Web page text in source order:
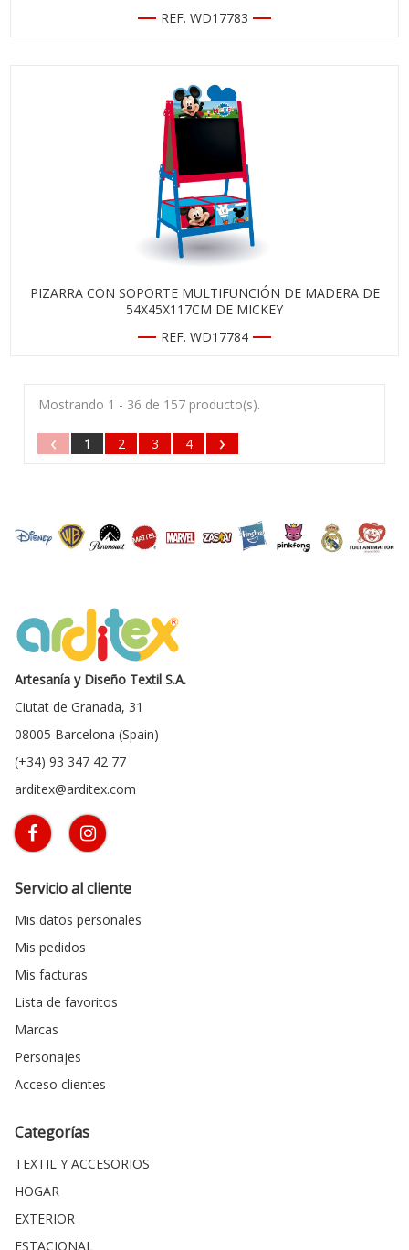
REF. WD17783
PIZARRA CON SOPORTE MULTIFUNCIÓN DE MADERA DE
54X45X117CM DE MICKEY
REF. WD17784
Mostrando 1 - 36 de 157 producto(s).
‹ 1 2 3 4 ›
Artesanía y Diseño Textil S.A.
Ciutat de Granada, 31
08005 Barcelona (Spain)
(+34) 93 347 42 77
arditex@arditex.com
Servicio al cliente
Mis datos personales
Mis pedidos
Mis facturas
Lista de favoritos
Marcas
Personajes
Acceso clientes
Categorías
TEXTIL Y ACCESORIOS
HOGAR
EXTERIOR
ESTACIONAL